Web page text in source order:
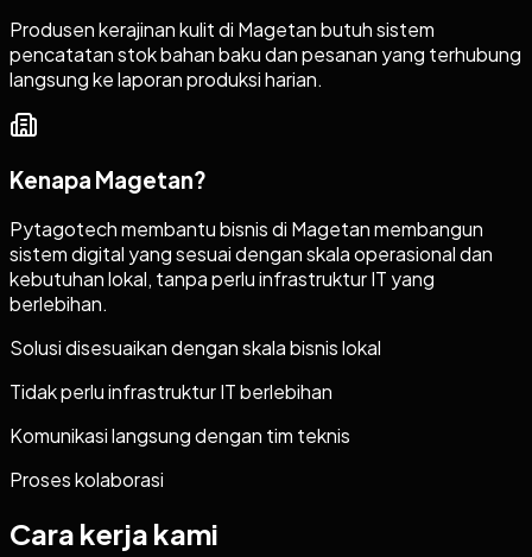
Produsen kerajinan kulit di Magetan butuh sistem
pencatatan stok bahan baku dan pesanan yang terhubung
langsung ke laporan produksi harian.
Kenapa Magetan?
Pytagotech membantu bisnis di Magetan membangun
sistem digital yang sesuai dengan skala operasional dan
kebutuhan lokal, tanpa perlu infrastruktur IT yang
berlebihan.
Solusi disesuaikan dengan skala bisnis lokal
Tidak perlu infrastruktur IT berlebihan
Komunikasi langsung dengan tim teknis
Proses kolaborasi
Cara kerja kami